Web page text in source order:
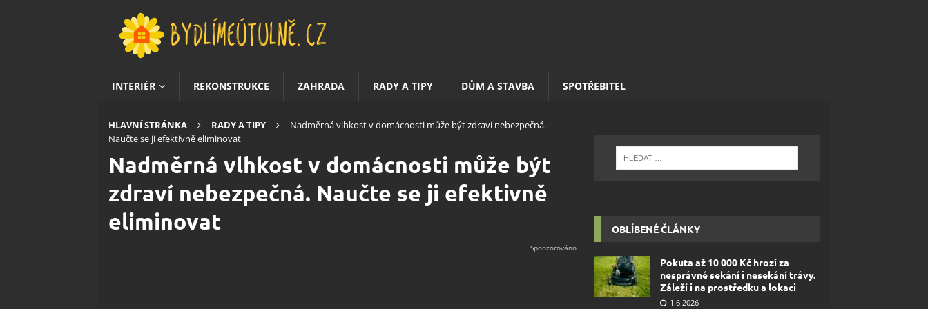
INTERIÉR REKONSTRUKCE ZAHRADA RADY A TIPY DŮM A STAVBA SPOTŘEBITEL
HLAVNÍ STRÁNKA RADY A TIPY
Nadměrná vlhkost v domácnosti může být zdraví nebezpečná.
Naučte se ji efektivně eliminovat
Nadměrná vlhkost v domácnosti může být
zdraví nebezpečná. Naučte se ji efektivně
eliminovat
OBLÍBENÉ ČLÁNKY
Pokuta až 10 000 Kč hrozí za
nesprávné sekání i nesekání trávy.
Záleží i na prostředku a lokaci
1.6.2026